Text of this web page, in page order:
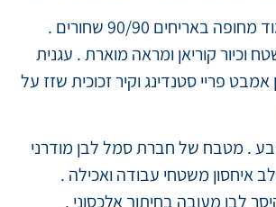
חדר הרחצה הצמוד מחופה באריחים 90/90 שחורים .
וכיור קוריאן ומראה מוארת . עגנית
פריי סטנדינג וקיר זכוכית שזז על
. מטבח של חברת סמל לבן מודרני
איחסון משטחי עבודה ואכילה .
לבן מעובה בחיתוך אלכסוני .